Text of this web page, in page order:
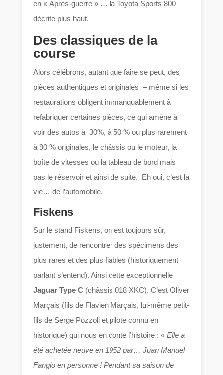
en « Après-guerre » … la Toyota Sports 800
décrite plus haut.
Des classiques de la
course
Alors célébrons, autant que faire se peut, des
pièces authentiques et originales – même si les
restaurations obligent immanquablement à
refabriquer certaines pièces, ce qui amène à
voir des autos à 30%, à 50 % ou plus rarement
à 90 % originales, le châssis ou le moteur, la
boîte de vitesses ou la tableau de bord mais
pas le réservoir et ainsi de suite. Eh oui, c’est la
vie… de l’automobile.
Fiskens
Sur le stand Fiskens, on est toujours sûr,
justement, de rencontrer des spécimens des
plus rares et des plus fiables (historiquement
parlant s’entend). Ainsi cette exceptionnelle
Jaguar Type C (châssis 018 XKC). C’est Oliver
Marçais (fils de Flavien Marçais, lui-même petit-
fils de Serge Pozzoli et pilote connu en
historique) qui nous en conte l’histoire : «Elle a
été achetée neuve en 1952 par… Juan Manuel
Fangio en personne ! Pendant sa saison de